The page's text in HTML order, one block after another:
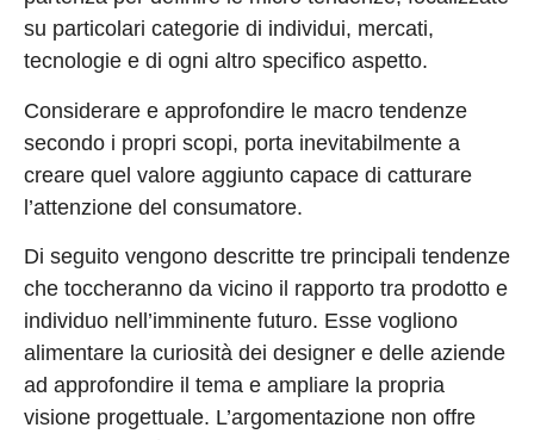
su particolari categorie di individui, mercati,
tecnologie e di ogni altro specifico aspetto.
Considerare e approfondire le macro tendenze
secondo i propri scopi, porta inevitabilmente a
creare quel valore aggiunto capace di catturare
l’attenzione del consumatore.
Di seguito vengono descritte tre principali tendenze
che toccheranno da vicino il rapporto tra prodotto e
individuo nell’imminente futuro. Esse vogliono
alimentare la curiosità dei designer e delle aziende
ad approfondire il tema e ampliare la propria
visione progettuale. L’argomentazione non offre